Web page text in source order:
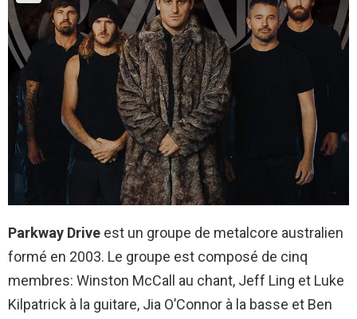
Parkway Drive est un groupe de metalcore australien
formé en 2003. Le groupe est composé de cinq
membres: Winston McCall au chant, Jeff Ling et Luke
Kilpatrick à la guitare, Jia O’Connor à la basse et Ben